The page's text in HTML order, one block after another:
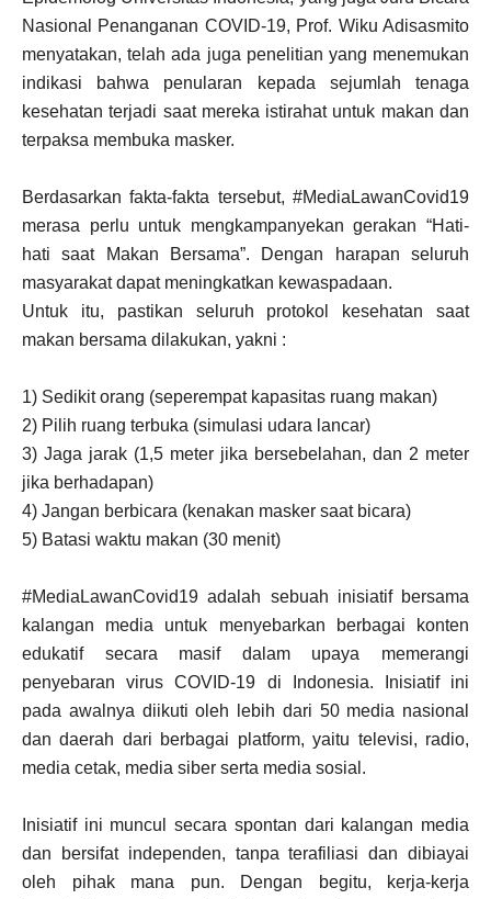
Nasional Penanganan COVID-19, Prof. Wiku Adisasmito
menyatakan, telah ada juga penelitian yang menemukan
indikasi bahwa penularan kepada sejumlah tenaga
kesehatan terjadi saat mereka istirahat untuk makan dan
terpaksa membuka masker.
Berdasarkan fakta-fakta tersebut, #MediaLawanCovid19
merasa perlu untuk mengkampanyekan gerakan “Hati-
hati saat Makan Bersama”. Dengan harapan seluruh
masyarakat dapat meningkatkan kewaspadaan.
Untuk itu, pastikan seluruh protokol kesehatan saat
makan bersama dilakukan, yakni :
1) Sedikit orang (seperempat kapasitas ruang makan)
2) Pilih ruang terbuka (simulasi udara lancar)
3) Jaga jarak (1,5 meter jika bersebelahan, dan 2 meter
jika berhadapan)
4) Jangan berbicara (kenakan masker saat bicara)
5) Batasi waktu makan (30 menit)
#MediaLawanCovid19 adalah sebuah inisiatif bersama
kalangan media untuk menyebarkan berbagai konten
edukatif secara masif dalam upaya memerangi
penyebaran virus COVID-19 di Indonesia. Inisiatif ini
pada awalnya diikuti oleh lebih dari 50 media nasional
dan daerah dari berbagai platform, yaitu televisi, radio,
media cetak, media siber serta media sosial.
Inisiatif ini muncul secara spontan dari kalangan media
dan bersifat independen, tanpa terafiliasi dan dibiayai
oleh pihak mana pun. Dengan begitu, kerja-kerja